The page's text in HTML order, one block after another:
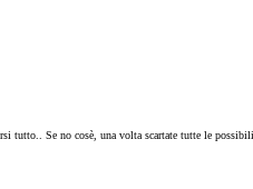
Se no cosè, una volta scartate tutte le possibili